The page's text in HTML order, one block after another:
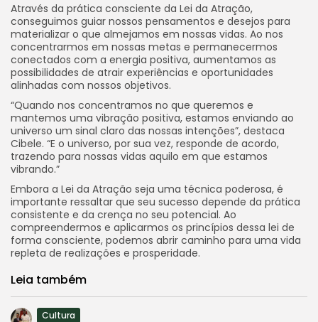
Através da prática consciente da Lei da Atração,
conseguimos guiar nossos pensamentos e desejos para
materializar o que almejamos em nossas vidas. Ao nos
concentrarmos em nossas metas e permanecermos
conectados com a energia positiva, aumentamos as
possibilidades de atrair experiências e oportunidades
alinhadas com nossos objetivos.
“Quando nos concentramos no que queremos e
mantemos uma vibração positiva, estamos enviando ao
universo um sinal claro das nossas intenções”, destaca
Cibele. “E o universo, por sua vez, responde de acordo,
trazendo para nossas vidas aquilo em que estamos
vibrando.”
Embora a Lei da Atração seja uma técnica poderosa, é
importante ressaltar que seu sucesso depende da prática
consistente e da crença no seu potencial. Ao
compreendermos e aplicarmos os princípios dessa lei de
forma consciente, podemos abrir caminho para uma vida
repleta de realizações e prosperidade.
Leia também
Cultura